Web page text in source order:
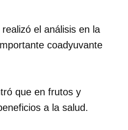
el análisis en la
coadyuvante
que en frutos y
a la salud.